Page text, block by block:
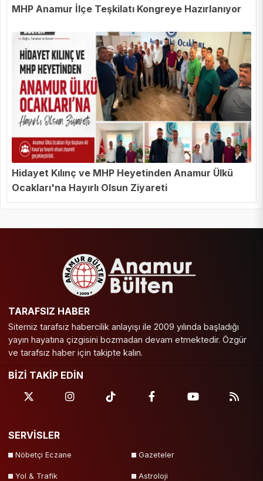
MHP Anamur İlçe Teşkilatı Kongreye Hazırlanıyor
Hidayet Kılınç ve MHP Heyetinden Anamur Ülkü
Ocakları'na Hayırlı Olsun Ziyareti
TARAFSIZ HABER
Sitemiz tarafsız habercilik anlayışı ile 2009 yılında başladığı
yayın hayatına çizgisini bozmadan devam etmektedir. Özgür
ve tarafsız haber için takipte kalın.
BİZİ TAKİP EDİN
SERVİSLER
Nöbetçi Eczane Gazeteler
Yol & Trafik Astroloji